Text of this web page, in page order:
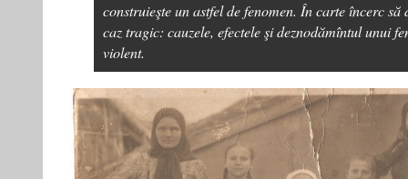
construieşte un astfel de fenomen. În carte încerc să
caz tragic: cauzele, efectele şi deznodămîntul unui
violent.